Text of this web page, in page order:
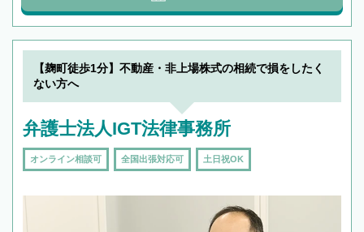
【麹町徒歩1分】不動産・非上場株式の相続で損をしたく
ない方へ
弁護士法人IGT法律事務所
オンライン相談可 全国出張対応可 土日祝OK